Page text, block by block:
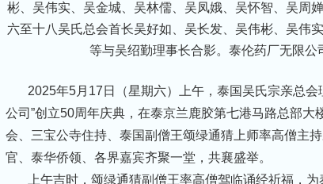
彬、吴伟实、吴金城、吴林儒、吴凤娥、吴怀智、吴周
六至十八吴氏总会首长吴好如、吴长发、吴伟彬、吴伟
等与吴绍勤理事长合影。泰伦药厂无限公
2025年5月17日（星期六）上午，泰国吴氏宗亲总会
公司”创立50周年庆典，在泰京兰鹿胶第七港马路总部大
会、三宝公寺住持、泰国副僧王颂绿通猜上师率高僧主
官、泰华侨领、各界嘉宾齐聚一堂，共襄盛举。
上午吉时，颂绿通猜副僧王率高僧驾临诵经祈福，